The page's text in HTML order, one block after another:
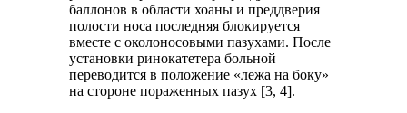
баллонов в области хоаны и преддверия
полости носа последняя блокируется
вместе с околоносовыми пазухами. После
установки ринокатетера больной
переводится в положение «лежа на боку»
на стороне пораженных пазух [3, 4].